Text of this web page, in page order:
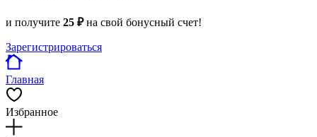
и получите 25 ₽на свой бонусный счет!
Зарегистрироваться
Главная
Избранное